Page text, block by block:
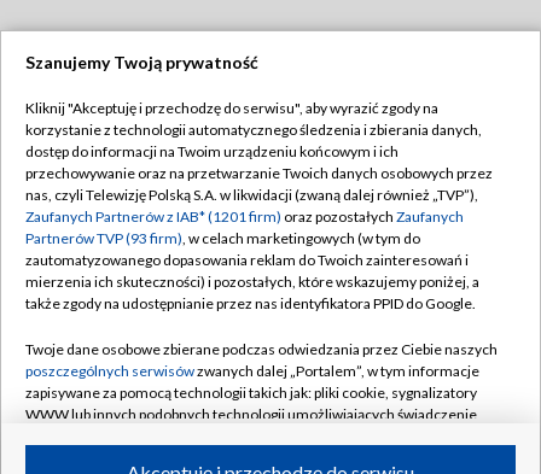
TVP
Abonament TVP
Emisja w TVP
Centrum informacji TVP
Naziemna Telewizja Cyfrowa
Rada Programowa
System NOS
Informacje o nadawcy
Regulamin TVP
Polityka prywatności
Moje zgody
Pomoc
Kontakt
Kanały
Szanujemy Twoją prywatność
Kliknij "Akceptuję i przechodzę do serwisu", aby wyrazić zgody na
korzystanie z technologii automatycznego śledzenia i zbierania danych,
dostęp do informacji na Twoim urządzeniu końcowym i ich
przechowywanie oraz na przetwarzanie Twoich danych osobowych przez
nas, czyli Telewizję Polską S.A. w likwidacji (zwaną dalej również „TVP”),
Zaufanych Partnerów z IAB* (1201 firm) oraz pozostałych Zaufanych
Partnerów TVP (93 firm), w celach marketingowych (w tym do
zautomatyzowanego dopasowania reklam do Twoich zainteresowań i
mierzenia ich skuteczności) i pozostałych, które wskazujemy poniżej, a
także zgody na udostępnianie przez nas identyfikatora PPID do Google.
Twoje dane osobowe zbierane podczas odwiedzania przez Ciebie naszych
poszczególnych serwisówzwanych dalej „Portalem”, w tym informacje
zapisywane za pomocą technologii takich jak: pliki cookie, sygnalizatory
WWW lub innych podobnych technologii umożliwiających świadczenie